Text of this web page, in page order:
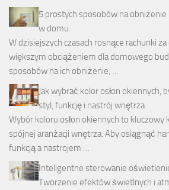
5 prostych sposobów na
w domu
W dzisiejszych czasach rosnące rachunki
większym obciążeniem dla domowego
sposobów na ich obniżenie, …
Jak wybrać kolor osłon okiennych,
styl, funkcję i nastrój wnętrza
Wybór koloru osłon okiennych to kluczowy
spójnej aranżacji wnętrza. Aby osiągnąć
funkcją a nastrojem …
Inteligentne sterowanie
Tworzenie efektów świetlnych i